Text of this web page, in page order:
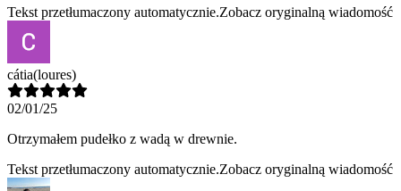
Tekst przetłumaczony automatycznie.Zobacz oryginalną wiadomość
cátia(loures)
02/01/25
Otrzymałem pudełko z wadą w drewnie.
Tekst przetłumaczony automatycznie.Zobacz oryginalną wiadomość